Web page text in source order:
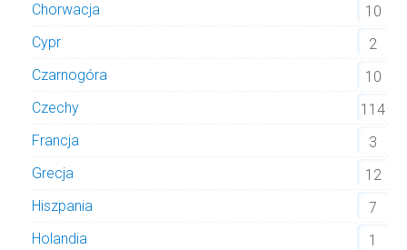
Chorwacja
10
Cypr
2
Czarnogóra
10
Czechy
114
Francja
3
Grecja
12
Hiszpania
7
Holandia
1